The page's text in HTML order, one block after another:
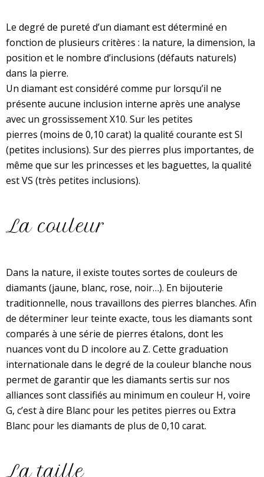
Le degré de pureté d’un diamant est déterminé en
fonction de plusieurs critères : la nature, la dimension, la
position et le nombre d’inclusions (défauts naturels)
dans la pierre.
Un diamant est considéré comme pur lorsqu’il ne
présente aucune inclusion interne après une analyse
avec un grossissement X10. Sur les petites
pierres (moins de 0,10 carat) la qualité courante est SI
(petites inclusions). Sur des pierres plus importantes, de
même que sur les princesses et les baguettes, la qualité
est VS (très petites inclusions).
La couleur
Dans la nature, il existe toutes sortes de couleurs de
diamants (jaune, blanc, rose, noir…). En bijouterie
traditionnelle, nous travaillons des pierres blanches. Afin
de déterminer leur teinte exacte, tous les diamants sont
comparés à une série de pierres étalons, dont les
nuances vont du D incolore au Z. Cette graduation
internationale dans le degré de la couleur blanche nous
permet de garantir que les diamants sertis sur nos
alliances sont classifiés au minimum en couleur H, voire
G, c’est à dire Blanc pour les petites pierres ou Extra
Blanc pour les diamants de plus de 0,10 carat.
La taille